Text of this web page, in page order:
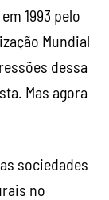
1993 pelo
Mundial
dessa
Mas agora
sociedades
no